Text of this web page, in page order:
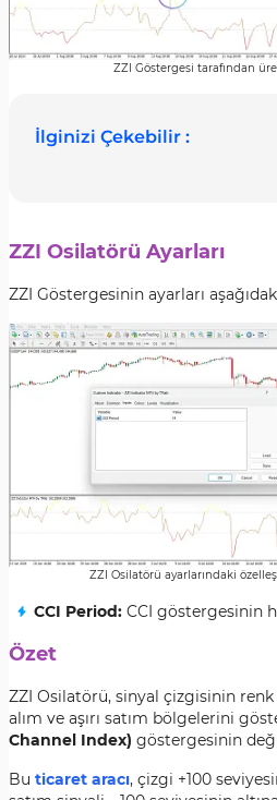
ZZI Göstergesi tarafından
İlginizi Çekebilir :
ZZI Osilatörü Ayarları
ZZI Göstergesinin ayarları
ZZI Osilatörü ayarlarındaki
CCI Period: CCI göstergesinin
Özet
ZZI Osilatörü, sinyal çizgisinin renk
alım ve aşırı satım bölgelerini
Channel Index) göstergesinin
Bu ticaret aracı, çizgi +100